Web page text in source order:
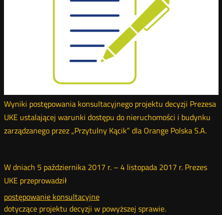
Wyniki postępowania konsultacyjnego projektu decyzji Prezesa
UKE ustalającej warunki dostępu do nieruchomości i budynku
zarządzanego przez „Przytulny Kącik” dla Orange Polska S.A.
W dniach 5 października 2017 r. – 4 listopada 2017 r. Prezes
UKE przeprowadził
postępowanie konsultacyjne
dotyczące projektu decyzji w powyższej sprawie.